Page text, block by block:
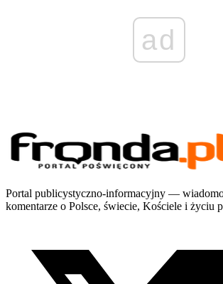
ad
Portal publicystyczno-informacyjny —
komentarze o Polsce, świecie, Kościele i życiu